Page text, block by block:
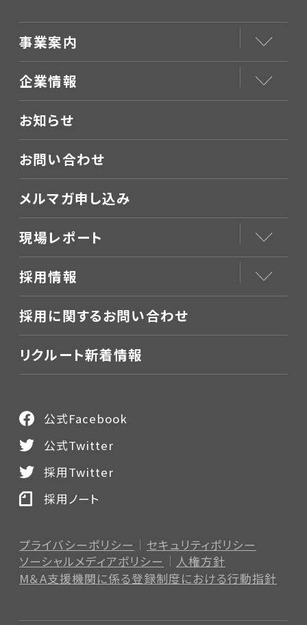
事業案内
企業情報
お知らせ
お問い合わせ
メルマガ申し込み
現場レポート
採用情報
採用に関するお問い合わせ
リクルート新着情報
プライバシーポリシー
セキュリティポリシー
ソーシャルメディアポリシー
人権方針
M＆A支援機関に係る登録制度における行動指針
公式Facebook
公式Twitter
採用Twitter
採用ノート